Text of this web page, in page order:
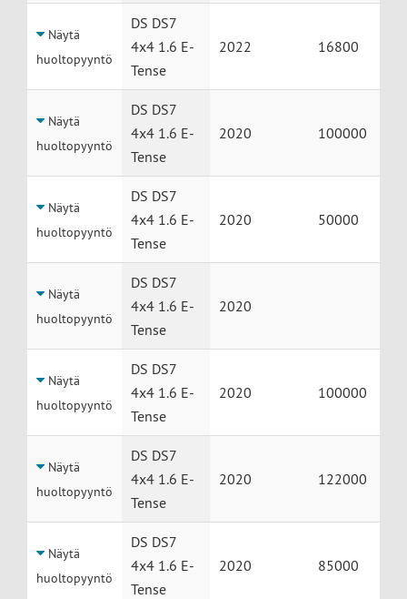
Näytä
huoltopyyntö
DS DS7
4x4 1.6 E-
Tense
2022 16800
Näytä
huoltopyyntö
DS DS7
4x4 1.6 E-
Tense
2020 100000
Näytä
huoltopyyntö
DS DS7
4x4 1.6 E-
Tense
2020 50000
Näytä
huoltopyyntö
DS DS7
4x4 1.6 E-
Tense
2020
Näytä
huoltopyyntö
DS DS7
4x4 1.6 E-
Tense
2020 100000
Näytä
huoltopyyntö
DS DS7
4x4 1.6 E-
Tense
2020 122000
Näytä
huoltopyyntö
DS DS7
4x4 1.6 E-
Tense
2020 85000